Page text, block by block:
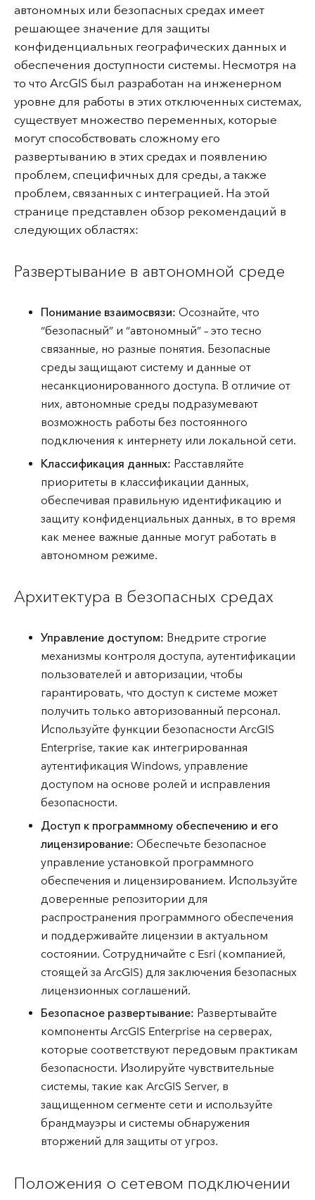
автономных или безопасных средах имеет
решающее значение для защиты
конфиденциальных географических данных и
обеспечения доступности системы. Несмотря на
то что ArcGIS был разработан на инженерном
уровне для работы в этих отключенных системах,
существует множество переменных, которые
могут способствовать сложному его
развертыванию в этих средах и появлению
проблем, специфичных для среды, а также
проблем, связанных с интеграцией. На этой
странице представлен обзор рекомендаций в
следующих областях:
Развертывание в автономной среде
Понимание взаимосвязи: Осознайте, что
“безопасный” и “автономный” – это тесно
связанные, но разные понятия. Безопасные
среды защищают систему и данные от
несанкционированного доступа. В отличие от
них, автономные среды подразумевают
возможность работы без постоянного
подключения к интернету или локальной сети.
Классификация данных: Расставляйте
приоритеты в классификации данных,
обеспечивая правильную идентификацию и
защиту конфиденциальных данных, в то время
как менее важные данные могут работать в
автономном режиме.
Архитектура в безопасных средах
Управление доступом: Внедрите строгие
механизмы контроля доступа, аутентификации
пользователей и авторизации, чтобы
гарантировать, что доступ к системе может
получить только авторизованный персонал.
Используйте функции безопасности ArcGIS
Enterprise, такие как интегрированная
аутентификация Windows, управление
доступом на основе ролей и исправления
безопасности.
Доступ к программному обеспечению и его
лицензирование: Обеспечьте безопасное
управление установкой программного
обеспечения и лицензированием. Используйте
доверенные репозитории для
распространения программного обеспечения
и поддерживайте лицензии в актуальном
состоянии. Сотрудничайте с Esri (компанией,
стоящей за ArcGIS) для заключения безопасных
лицензионных соглашений.
Безопасное развертывание: Развертывайте
компоненты ArcGIS Enterprise на серверах,
которые соответствуют передовым практикам
безопасности. Изолируйте чувствительные
системы, такие как ArcGIS Server, в
защищенном сегменте сети и используйте
брандмауэры и системы обнаружения
вторжений для защиты от угроз.
Положения о сетевом подключении